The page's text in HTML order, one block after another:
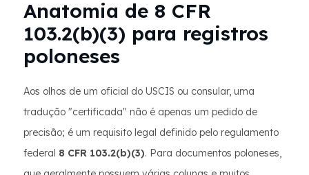
Anatomia de 8 CFR
103.2(b)(3) para registros
poloneses
Aos olhos de um oficial do USCIS ou consular, uma
tradução "certificada" não é apenas um pedido de
precisão; é um requisito legal definido pelo regulamento
federal 8 CFR 103.2(b)(3). Para documentos poloneses,